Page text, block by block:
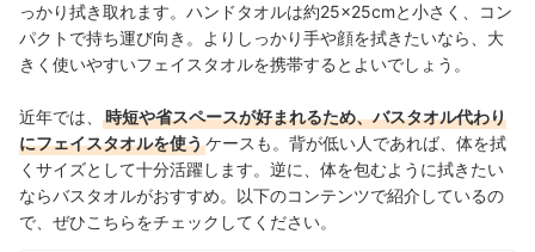
っかり拭き取れます。ハンドタオルは約25×25cmと小さく、コン
パクトで持ち運び向き。よりしっかり手や顔を拭きたいなら、大
きく使いやすいフェイスタオルを携帯するとよいでしょう。
近年では、
時短や省スペースが好まれるため、バスタオル代わり
にフェイスタオルを使うケースも。背が低い人であれば、体を拭
くサイズとして十分活躍します。逆に、体を包むように拭きたい
ならバスタオルがおすすめ。以下のコンテンツで紹介しているの
で、ぜひこちらをチェックしてください。